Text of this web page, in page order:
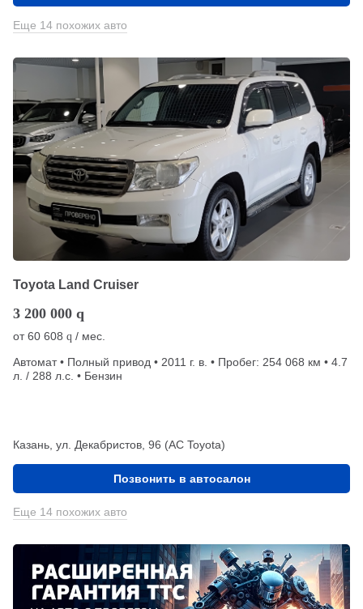
Еще 14 похожих авто
Toyota Land Cruiser
3 200 000 q
от60 608 q / мес.
Автомат • Полный привод • 2011 г. в. • Пробег: 254 068 км • 4.7
л. / 288 л.с. • Бензин
Казань, ул. Декабристов, 96 (АС Toyota)
Позвонить в автосалон
Еще 14 похожих авто